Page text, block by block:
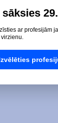
ar profesijām